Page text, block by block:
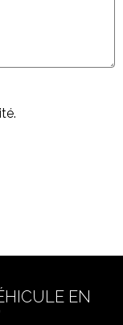
EN